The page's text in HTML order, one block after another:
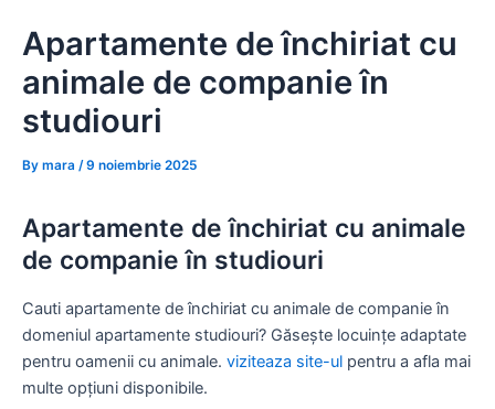
content
Apartamente de închiriat cu
animale de companie în
studiouri
By mara /9 noiembrie 2025
Apartamente de închiriat cu animale
de companie în studiouri
Cauti apartamente de închiriat cu animale de companie în
domeniul apartamente studiouri? Găsește locuințe adaptate
pentru oamenii cu animale. viziteaza site-ul pentru a afla mai
multe opțiuni disponibile.